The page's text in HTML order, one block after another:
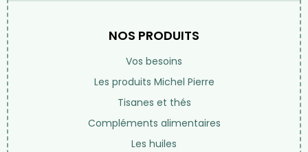
NOS PRODUITS
Vos besoins
Les produits Michel Pierre
Tisanes et thés
Compléments alimentaires
Les huiles